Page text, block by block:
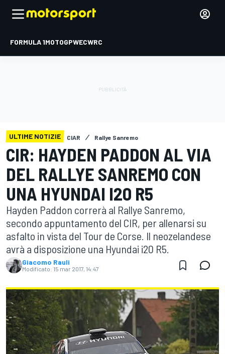
FORMULA 1MOTOGPWECWRC
ULTIME NOTIZIE CIAR Rallye Sanremo
CIR: HAYDEN PADDON AL VIA
DEL RALLYE SANREMO CON
UNA HYUNDAI I20 R5
Hayden Paddon correrà al Rallye Sanremo,
secondo appuntamento del CIR, per allenarsi su
asfalto in vista del Tour de Corse. Il neozelandese
avrà a disposizione una Hyundai i20 R5.
Giacomo Rauli
Modificato: 15 mar 2017, 14:47